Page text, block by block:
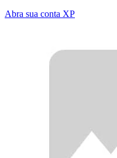
Abra sua conta XP